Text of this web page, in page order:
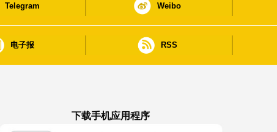
Telegram Weibo
电子报 RSS
下载手机应用程序